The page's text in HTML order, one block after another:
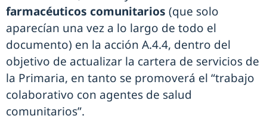
farmacéuticos comunitarios (que solo
aparecían una vez a lo largo de todo el
documento) en la acción A.4.4, dentro del
objetivo de actualizar la cartera de servicios de
la Primaria, en tanto se promoverá el “trabajo
colaborativo con agentes de salud
comunitarios”.